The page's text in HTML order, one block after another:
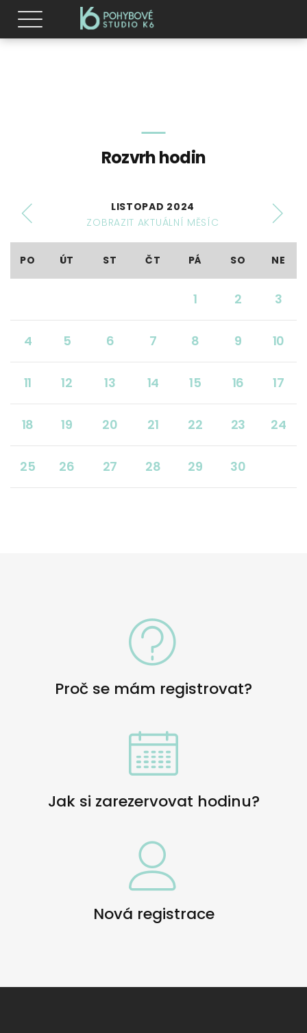
Rozvrh hodin
LISTOPAD 2024
ZOBRAZIT AKTUÁLNÍ MĚSÍC
PO ÚT ST ČT PÁ SO NE
1 2 3
4 5 6 7 8 9 10
11 12 13 14 15 16 17
18 19 20 21 22 23 24
25 26 27 28 29 30
Proč se mám registrovat?
Jak si zarezervovat hodinu?
Nová registrace